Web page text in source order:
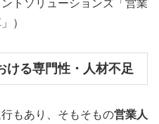
トソリューションズ「営業
）
ける専門性・人材不足
もあり、そもそもの営業人